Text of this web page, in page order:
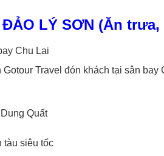
LÝ SƠN (Ăn trưa,
Chu Lai
Travel đón khách tại sân
Quất
tàu siêu tốc